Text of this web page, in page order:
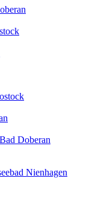
Doberan
Nienhagen